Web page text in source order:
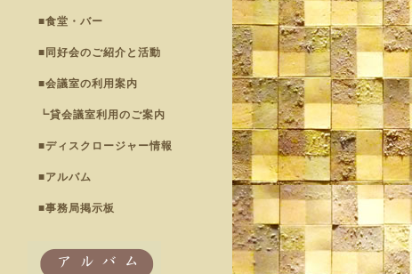
■食堂・バー
■同好会のご紹介と活動
■会議室の利用案内
┗貸会議室利用のご案内
■ディスクロージャー情報
■アルバム
■事務局掲示板